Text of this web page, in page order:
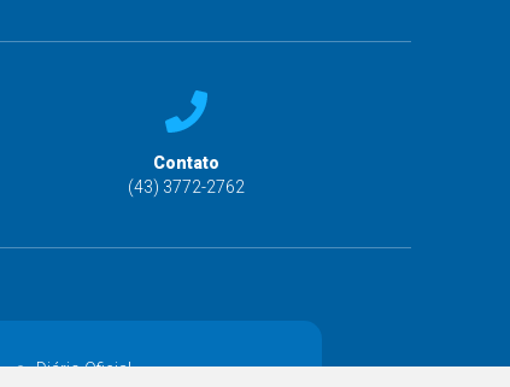
Contato
(43) 3772-2762
Diário Oficial